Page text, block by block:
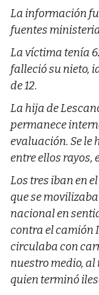
La información
fuentes
La víctima tenía
falleció su nieto,
de 12.
La hija de
permanece
evaluación. Se le
entre ellos rayos,
Los tres iban en
que se
nacional en
contra el camión
circulaba con
nuestro medio, al
quien terminó